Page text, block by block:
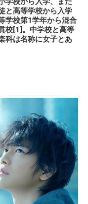
と高等学校から入学
学校第1学年から混合
校[1]。中学校と高等
科は名称に女子とあ